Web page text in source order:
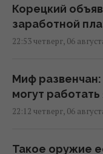
Корецкий
заработной
22:53 четверг, 06
Миф
могут
22:12 четверг, 06
Такое оружие